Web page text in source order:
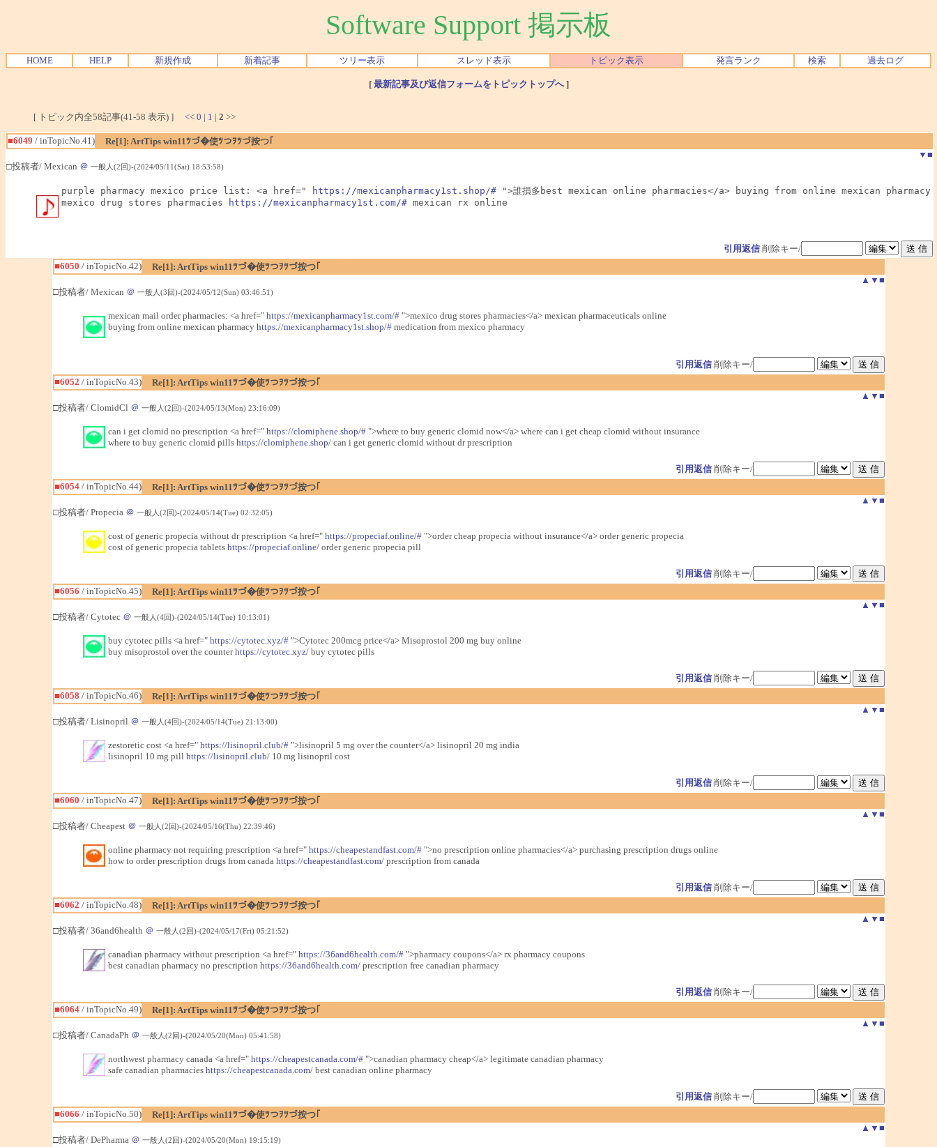
Software Support 掲示板
HOME HELP 新規作成 新着記事 ツリー表示 スレッド表示 トピック表示 発言ランク 検索 過去ログ
[ 最新記事及び返信フォームをトピックトップへ]
[ トピック内全58記事(41-58 表示) ] << 0 | 1 | 2 >>
■6049 / inTopicNo.41)
Re[1]: ArtTips win11ﾂづ�使ﾂつｦﾂづ按つ｢
▼ ■
□投稿者/ Mexican ＠ 一般人(2回)-(2024/05/11(Sat) 18:53:58)
purple pharmacy mexico price list: <a href=" https://mexicanpharmacy1st.shop/# ">誰損多best mexican online pharmacies</a> buying from online mexican pharmacy
mexico drug stores pharmacies
https://mexicanpharmacy1st.com/#
引用返信 削除キー/
■6050 / inTopicNo.42)
Re[1]: ArtTips win11ﾂづ�使ﾂつｦﾂづ按つ｢
▲ ▼ ■
□投稿者/ Mexican ＠ 一般人(3回)-(2024/05/12(Sun) 03:46:51)
mexican mail order pharmacies: <a href=" https://mexicanpharmacy1st.com/#">mexico drug stores pharmacies</a> mexican pharmaceuticals online
buying from online mexican pharmacy https://mexicanpharmacy1st.shop/#medication from mexico pharmacy
引用返信 削除キー/
■6052 / inTopicNo.43)
Re[1]: ArtTips win11ﾂづ�使ﾂつｦﾂづ按つ｢
▲ ▼ ■
□投稿者/ ClomidCl ＠ 一般人(2回)-(2024/05/13(Mon) 23:16:09)
can i get clomid no prescription <a href=" https://clomiphene.shop/#">where to buy generic clomid now</a> where can i get cheap clomid without insurance
where to buy generic clomid pills https://clomiphene.shop/can i get generic clomid without dr prescription
引用返信 削除キー/
■6054/ inTopicNo.44)
Re[1]: ArtTips win11ﾂづ�使ﾂつｦﾂづ按つ｢
▲ ▼ ■
□投稿者/ Propecia ＠ 一般人(2回)-(2024/05/14(Tue) 02:32:05)
cost of generic propecia without dr prescription <a href=" https://propeciaf.online/#">order cheap propecia without insurance</a> order generic propecia
cost of generic propecia tablets https://propeciaf.online/order generic propecia pill
引用返信 削除キー/
■6056 / inTopicNo.45)
Re[1]: ArtTips win11ﾂづ�使ﾂつｦﾂづ按つ｢
▲ ▼ ■
□投稿者/ Cytotec ＠ 一般人(4回)-(2024/05/14(Tue) 10:13:01)
buy cytotec pills <a href=" https://cytotec.xyz/#">Cytotec 200mcg price</a> Misoprostol 200 mg buy online
buy misoprostol over the counterhttps://cytotec.xyz/buy cytotec pills
引用返信 削除キー/
■6058 / inTopicNo.46)
Re[1]: ArtTips win11ﾂづ�使ﾂつｦﾂづ按つ｢
▲ ▼ ■
□投稿者/ Lisinopril ＠ 一般人(4回)-(2024/05/14(Tue) 21:13:00)
zestoretic cost <a href=" https://lisinopril.club/#">lisinopril 5 mg over the counter</a> lisinopril 20 mg india
lisinopril 10 mg pill https://lisinopril.club/10 mg lisinopril cost
引用返信 削除キー/
■6060 / inTopicNo.47)
Re[1]: ArtTips win11ﾂづ�使ﾂつｦﾂづ按つ｢
▲ ▼ ■
□投稿者/ Cheapest ＠ 一般人(2回)-(2024/05/16(Thu) 22:39:46)
online pharmacy not requiring prescription <a href=" https://cheapestandfast.com/#">no prescription online pharmacies</a> purchasing prescription drugs online
how to order prescription drugs from canada https://cheapestandfast.com/prescription from canada
引用返信 削除キー/
■6062 / inTopicNo.48)
Re[1]: ArtTips win11ﾂづ�使ﾂつｦﾂづ按つ｢
▲ ▼ ■
□投稿者/ 36and6health ＠ 一般人(2回)-(2024/05/17(Fri) 05:21:52)
canadian pharmacy without prescription <a href=" https://36and6health.com/#">pharmacy coupons</a> rx pharmacy coupons
best canadian pharmacy no prescription https://36and6health.com/prescription free canadian pharmacy
引用返信 削除キー/
■6064/ inTopicNo.49)
Re[1]: ArtTips win11ﾂづ�使ﾂつｦﾂづ按つ｢
▲ ▼ ■
□投稿者/ CanadaPh ＠ 一般人(2回)-(2024/05/20(Mon) 05:41:58)
northwest pharmacy canada <a href=" https://cheapestcanada.com/#">canadian pharmacy cheap</a> legitimate canadian pharmacy
safe canadian pharmacies https://cheapestcanada.com/best canadian online pharmacy
引用返信 削除キー/
■6066 / inTopicNo.50)
Re[1]: ArtTips win11ﾂづ�使ﾂつｦﾂづ按つ｢
▲ ▼ ■
□投稿者/ DePharma ＠ 一般人(2回)-(2024/05/20(Mon) 19:15:19)